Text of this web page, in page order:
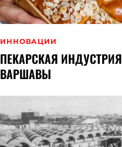
ИННОВАЦИИ
ПЕКАРСКАЯ ИНДУСТРИЯ
ВАРШАВЫ